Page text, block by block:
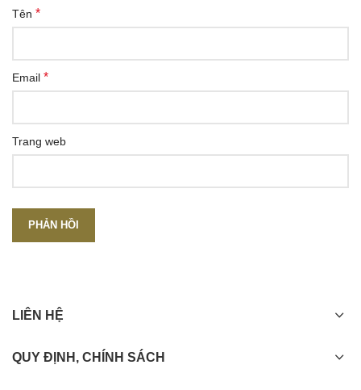
Tên *
Email *
Trang web
LIÊN HỆ
QUY ĐỊNH, CHÍNH SÁCH